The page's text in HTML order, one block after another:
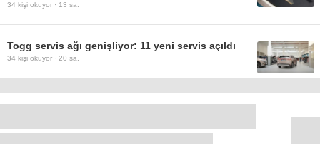
34 kişi okuyor · 13 sa.
Togg servis ağı genişliyor: 11 yeni servis açıldı
34 kişi okuyor · 20 sa.